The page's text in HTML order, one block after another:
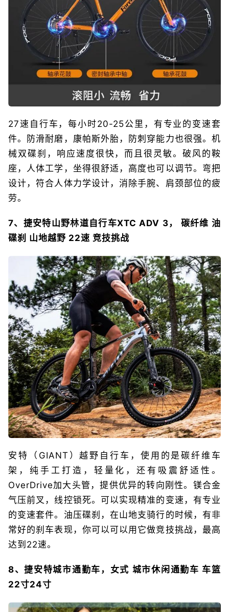
27速自行车，每小时20-25公里，有专业的变速套
件。防滑耐磨，康帕斯外胎，防刺穿能力也很强。机
械双碟刹，响应速度很快，而且很灵敏。破风的鞍
座，人体工学，坐得很舒适，高度也可以调节。弯把
设计，符合人体力学设计，消除手腕、肩颈部位的疲
劳。
7、捷安特山野林道自行车XTC ADV 3， 碳纤维 油
碟刹 山地越野 22速 竞技挑战
安特（GIANT）越野自行车，使用的是碳纤维车
架，纯手工打造，轻量化，还有吸震舒适性。
OverDrive加大头管，提供优异的转向刚性。镁合金
气压前叉，线控锁死。可以实现精准的变速，有专业
的变速套件。油压碟刹，在山地支骑行的时候，有非
常好的刹车表现，你可以可以用它做竞技挑战，最高
达到22速。
8、捷安特城市通勤车，女式 城市休闲通勤车 车篮
22寸24寸